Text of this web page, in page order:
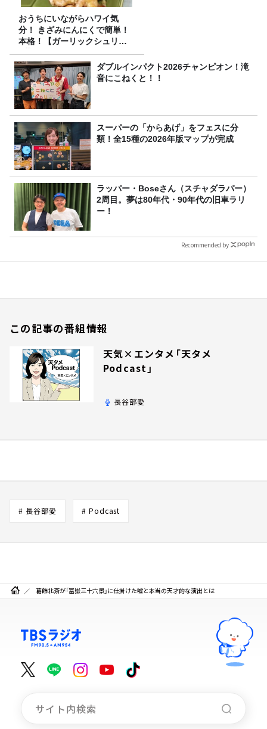
おうちにいながらハワイ気
分！ きざみにんにくで簡単！
本格！【ガーリックシュリン
プ】 桃屋のかんたんレシピ
ダブルインパクト2026チャンピオン！滝
音にこねくと！！
スーパーの「からあげ」をフェスに分
類！全15種の2026年版マップが完成
ラッパー・Boseさん（スチャダラパー）
2周目。夢は80年代・90年代の旧車ラリ
ー！
Recommended by
この記事の番組情報
天気×エンタメ「天タメ
Podcast」
長谷部愛
# 長谷部愛 # Podcast
葛飾北斎が「冨嶽三十六景」に仕掛けた嘘と本当の天才的な演出とは